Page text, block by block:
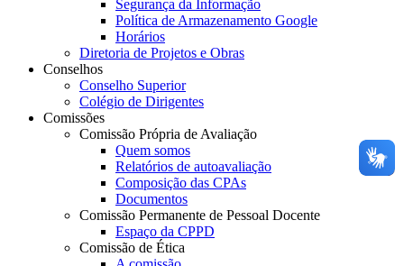
Segurança da Informação
Política de Armazenamento Google
Horários
Diretoria de Projetos e Obras
Conselhos
Conselho Superior
Colégio de Dirigentes
Comissões
Comissão Própria de Avaliação
Quem somos
Relatórios de autoavaliação
Composição das CPAs
Documentos
Comissão Permanente de Pessoal Docente
Espaço da CPPD
Comissão de Ética